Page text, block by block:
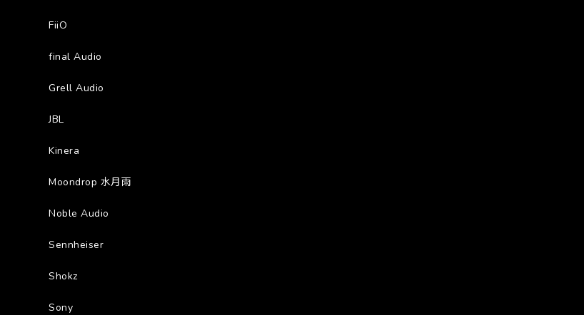
FiiO
final Audio
Grell Audio
JBL
Kinera
Moondrop 水月雨
Noble Audio
Sennheiser
Shokz
Sony